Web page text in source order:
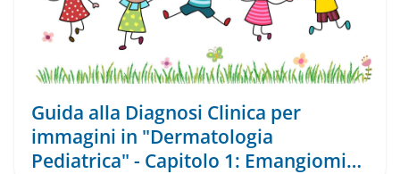
Guida alla Diagnosi Clinica per
immagini in "Dermatologia
Pediatrica" - Capitolo 1: Emangiomi